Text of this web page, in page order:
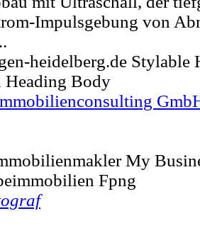
Impulsgebung von
heidelberg.de Stylable
Heading Body
My
Fpng